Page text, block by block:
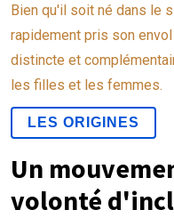
Bien qu'il soit né dans le
rapidement pris son
distincte et
les filles et les femmes.
LES ORIGINES
Un
volonté